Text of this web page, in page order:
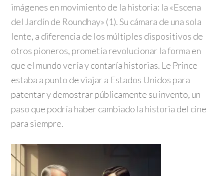
imágenes en movimiento de la historia: la «Escena
del Jardín de Roundhay» (1). Su cámara de una sola
lente, a diferencia de los múltiples dispositivos de
otros pioneros, prometía revolucionar la forma en
que el mundo vería y contaría historias. Le Prince
estaba a punto de viajar a Estados Unidos para
patentar y demostrar públicamente su invento, un
paso que podría haber cambiado la historia del cine
para siempre.